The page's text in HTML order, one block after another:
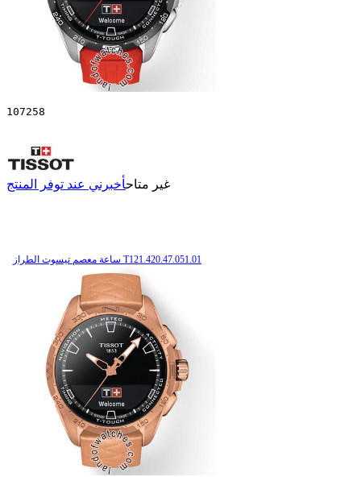
107258
غير متاحأخبرني عند توفر المنتج
ساعة معصم تیسوت الطراز T121.420.47.051.01